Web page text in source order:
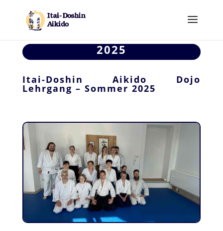
2025
Itai-Doshin Aikido Dojo
Lehrgang – Sommer 2025